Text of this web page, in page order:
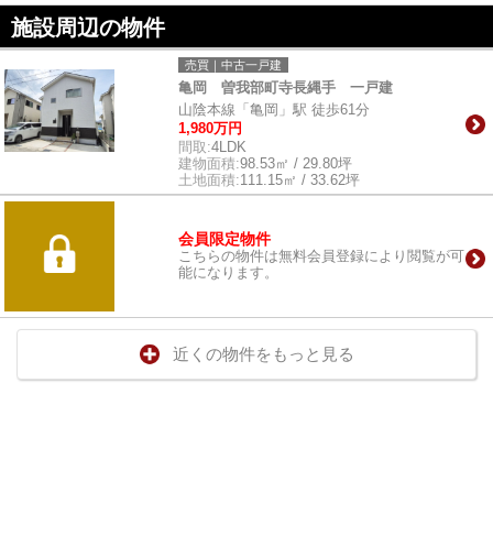
施設周辺の物件
売買｜中古一戸建
亀岡 曽我部町寺長縄手 一戸建
山陰本線「亀岡」駅 徒歩61分
1,980万円
間取:4LDK
建物面積:98.53㎡ / 29.80坪
土地面積:111.15㎡ / 33.62坪
会員限定物件
こちらの物件は無料会員登録により閲覧が可
能になります。
近くの物件をもっと見る